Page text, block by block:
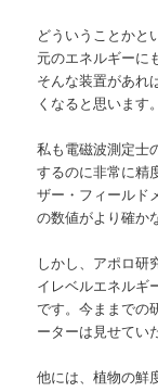
どういうことかと
元のエネルギーに
そんな装置があれ
くなると思います。
私も電磁波測定士
するのに非常に精
ザー・フィールド
の数値がより確か
しかし、アポロ研
イレベルエネルギ
です。今ままでの
ーターは見せてい
他には、植物の鮮